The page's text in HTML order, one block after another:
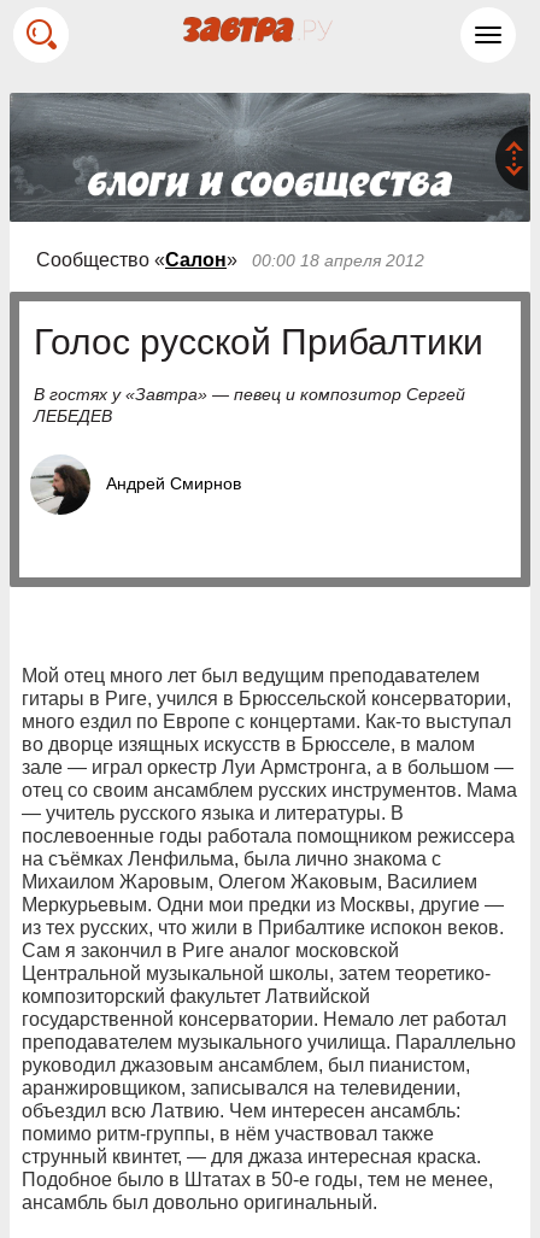
Сообщество «Салон» 00:00 18 апреля 2012
Голос русской Прибалтики
В гостях у «Завтра» — певец и композитор Сергей
ЛЕБЕДЕВ
Андрей Смирнов
Мой отец много лет был ведущим преподавателем
гитары в Риге, учился в Брюссельской консерватории,
много ездил по Европе с концертами. Как-то выступал
во дворце изящных искусств в Брюсселе, в малом
зале — играл оркестр Луи Армстронга, а в большом —
отец со своим ансамблем русских инструментов. Мама
— учитель русского языка и литературы. В
послевоенные годы работала помощником режиссера
на съёмках Ленфильма, была лично знакома с
Михаилом Жаровым, Олегом Жаковым, Василием
Меркурьевым. Одни мои предки из Москвы, другие —
из тех русских, что жили в Прибалтике испокон веков.
Сам я закончил в Риге аналог московской
Центральной музыкальной школы, затем теоретико-
композиторский факультет Латвийской
государственной консерватории. Немало лет работал
преподавателем музыкального училища. Параллельно
руководил джазовым ансамблем, был пианистом,
аранжировщиком, записывался на телевидении,
объездил всю Латвию. Чем интересен ансамбль:
помимо ритм-группы, в нём участвовал также
струнный квинтет, — для джаза интересная краска.
Подобное было в Штатах в 50-е годы, тем не менее,
ансамбль был довольно оригинальный.